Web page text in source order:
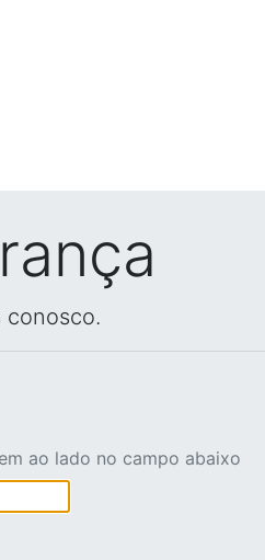
conosco.
ao lado no campo abaixo